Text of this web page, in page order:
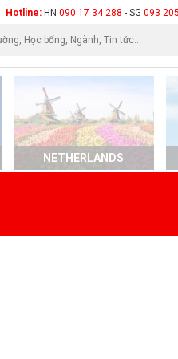
Hotline: HN 090 17 34 288 - SG 093
NETHERLANDS